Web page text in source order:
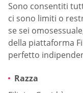
Sono consentiti
ci sono limiti o
se sei
della piattaforma
perfetto
Razza